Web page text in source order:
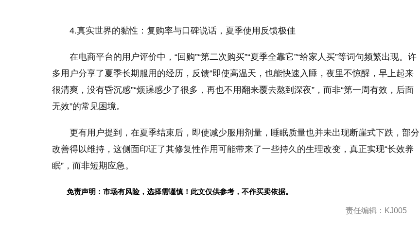
4.真实世界的黏性：复购率与口碑说话，夏季使用反馈极佳
在电商平台的用户评价中，“回购”“第二次购买”“夏季全靠它”“给家人买”等词句频繁出现。许
多用户分享了夏季长期服用的经历，反馈“即使高温天，也能快速入睡，夜里不惊醒，早上起来
很清爽，没有昏沉感”“烦躁感少了很多，再也不用翻来覆去熬到深夜”，而非“第一周有效，后面
无效”的常见困境。
更有用户提到，在夏季结束后，即使减少服用剂量，睡眠质量也并未出现断崖式下跌，部分
改善得以维持，这侧面印证了其修复性作用可能带来了一些持久的生理改变，真正实现“长效养
眠”，而非短期应急。
免责声明：市场有风险，选择需谨慎！此文仅供参考，不作买卖依据。
责任编辑：KJ005